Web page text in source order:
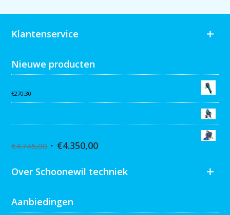
Klantenservice
Nieuwe producten
€270,30
€4.745,00 €4.350,00
Over Schoonewil techniek
Aanbiedingen